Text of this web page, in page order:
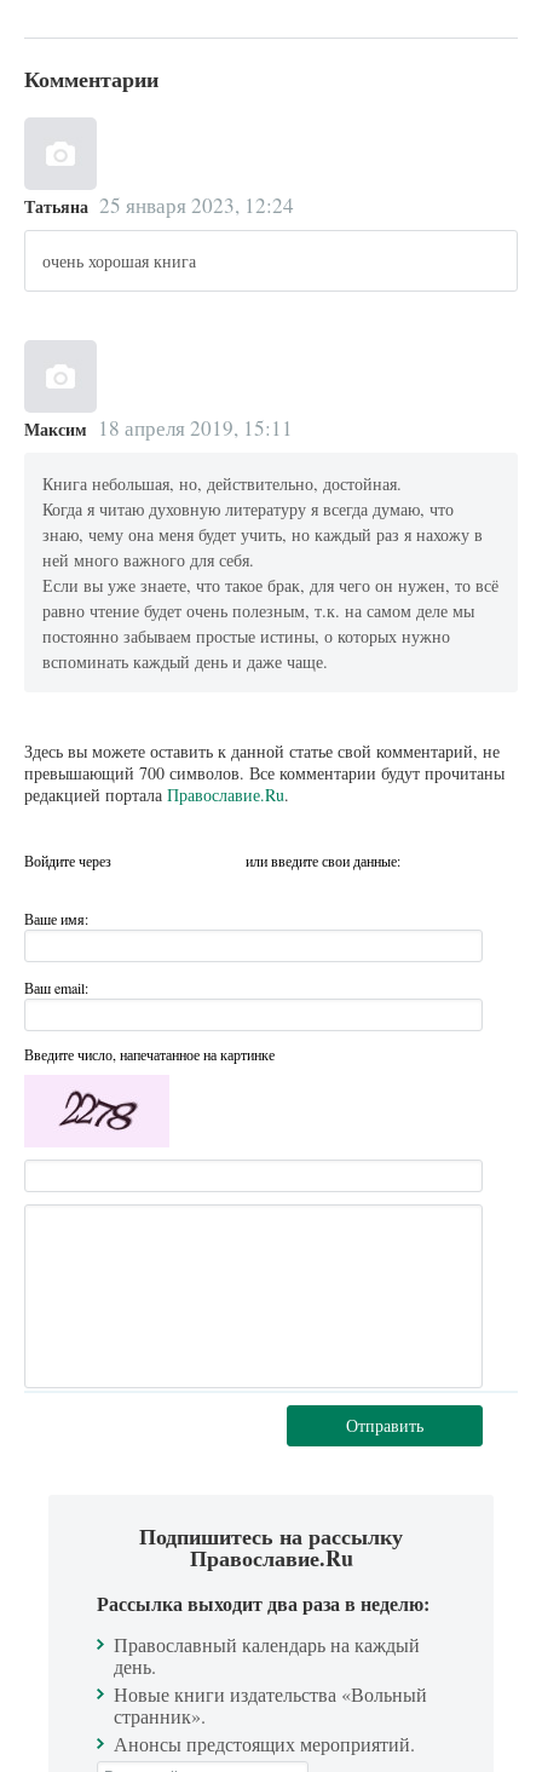
Комментарии
Татьяна 25 января 2023, 12:24
очень хорошая книга
Максим 18 апреля 2019, 15:11
Книга небольшая, но, действительно, достойная.
Когда я читаю духовную литературу я всегда думаю, что
знаю, чему она меня будет учить, но каждый раз я нахожу в
ней много важного для себя.
Если вы уже знаете, что такое брак, для чего он нужен, то всё
равно чтение будет очень полезным, т.к. на самом деле мы
постоянно забываем простые истины, о которых нужно
вспоминать каждый день и даже чаще.
Здесь вы можете оставить к данной статье свой комментарий, не
превышающий 700 символов. Все комментарии будут прочитаны
редакцией портала Православие.Ru.
Войдите через или введите свои данные:
Ваше имя:
Ваш email:
Введите число, напечатанное на картинке
Отправить
Подпишитесь на рассылку
Православие.Ru
Рассылка выходит два раза в неделю:
Православный календарь на каждый
день.
Новые книги издательства «Вольный
странник».
Анонсы предстоящих мероприятий.